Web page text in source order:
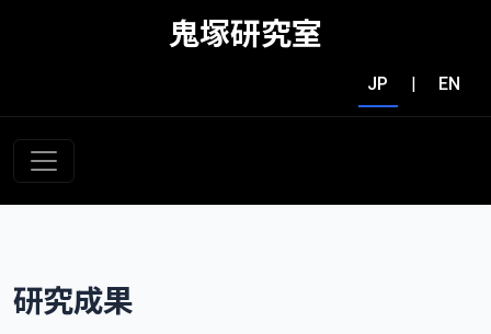
鬼塚研究室
JP | EN
研究成果